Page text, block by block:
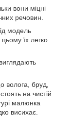
вони міцні
речовин.
модель
їх легко
волога, бруд,
на чистій
малюнка
висихає.